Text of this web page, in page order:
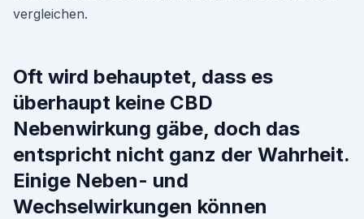
vergleichen.
Oft wird behauptet, dass es
überhaupt keine CBD
Nebenwirkung gäbe, doch das
entspricht nicht ganz der Wahrheit.
Einige Neben- und
Wechselwirkungen können